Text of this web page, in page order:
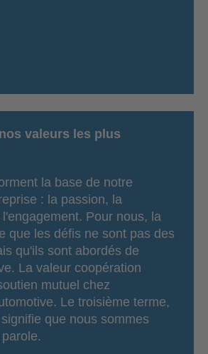
valeurs les plus
la base de notre
: la passion, la
Pour nous, la
que les défis ne sont pas des
qu'ils sont abordés de
La valeur coopération
mutuel chez
Le troisième terme,
que nous sommes